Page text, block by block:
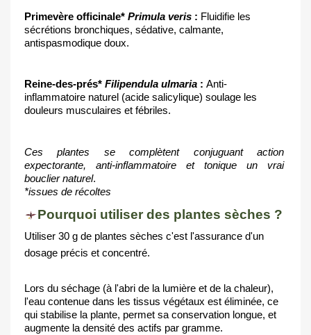
Primevère officinale* Primula veris : Fluidifie les
sécrétions bronchiques, sédative, calmante,
antispasmodique doux.
Reine-des-prés* Filipendula ulmaria : Anti-
inflammatoire naturel (acide salicylique) soulage les
douleurs musculaires et fébriles.
Ces plantes se complètent conjuguant action
expectorante, anti-inflammatoire et tonique un vrai
bouclier naturel.
*issues de récoltes
Pourquoi utiliser des plantes sèches ?
Utiliser 30 g de plantes sèches c'est l'assurance d'un
dosage précis et concentré.
Lors du séchage (à l'abri de la lumière et de la chaleur),
l'eau contenue dans les tissus végétaux est éliminée, ce
qui stabilise la plante, permet sa conservation longue, et
augmente la densité des actifs par gramme.